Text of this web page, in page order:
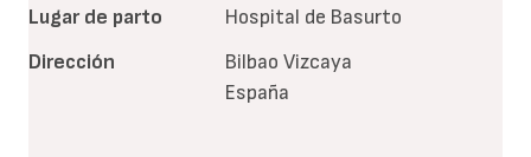
Lugar de parto
Hospital de Basurto
Dirección
Bilbao Vizcaya
España